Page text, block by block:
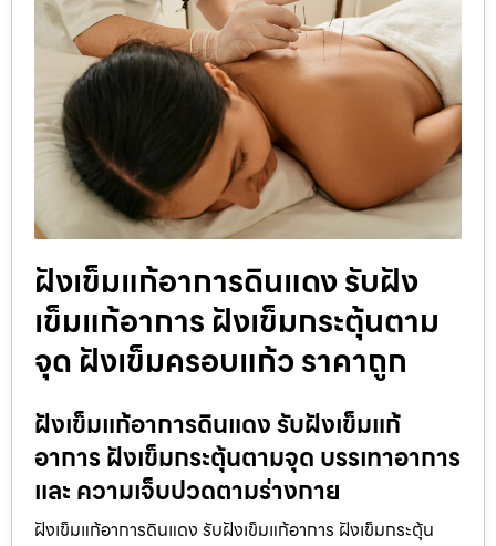
ฝังเข็มแก้อาการดินแดง รับฝัง
เข็มแก้อาการ ฝังเข็มกระตุ้นตาม
จุด ฝังเข็มครอบแก้ว ราคาถูก
ฝังเข็มแก้อาการดินแดง รับฝังเข็มแก้
อาการ ฝังเข็มกระตุ้นตามจุด บรรเทาอาการ
และ ความเจ็บปวดตามร่างกาย
ฝังเข็มแก้อาการดินแดง รับฝังเข็มแก้อาการ ฝังเข็มกระตุ้น